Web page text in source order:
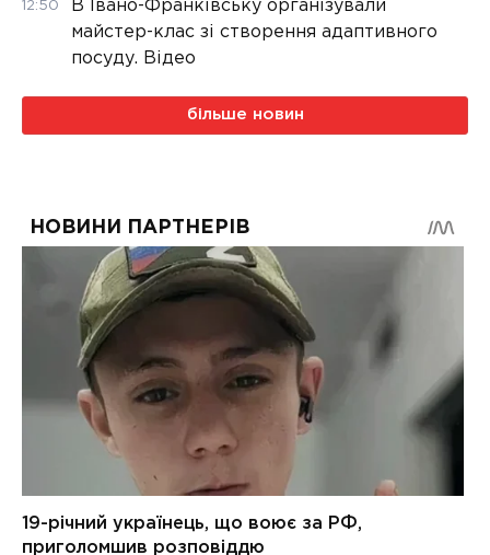
12:50
В Івано-Франківську організували
майстер-клас зі створення адаптивного
посуду. Відео
більше новин